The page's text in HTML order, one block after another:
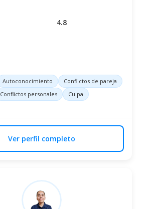
4.8
Autoconocimiento
Conflictos de pareja
Conflictos personales
Culpa
Ver perfil completo